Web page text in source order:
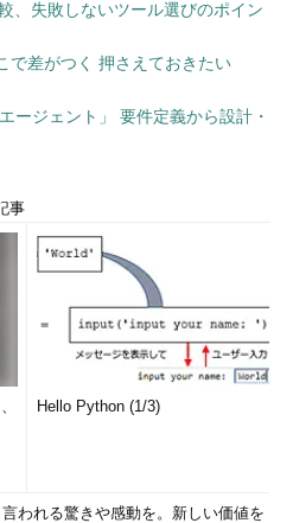
、失敗しないツール選びのポイン
で差がつく 押さえておきたい
ージェント」 要件定義から設計・
事
Hello Python (1/3)
言われる驚きや感動を。新しい価値を